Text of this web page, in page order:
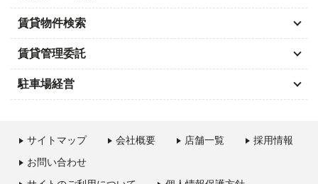
賃貸物件検索
賃貸管理委託
駐車場経営
サイトマップ 会社概要 店舗一覧
採用情報
お問い合わせ